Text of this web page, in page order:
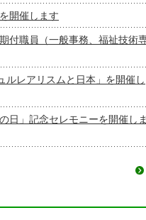
開催します
付職員（一般事務、福祉技術
レアリスムと日本」を開催し
日」記念セレモニーを開催しま